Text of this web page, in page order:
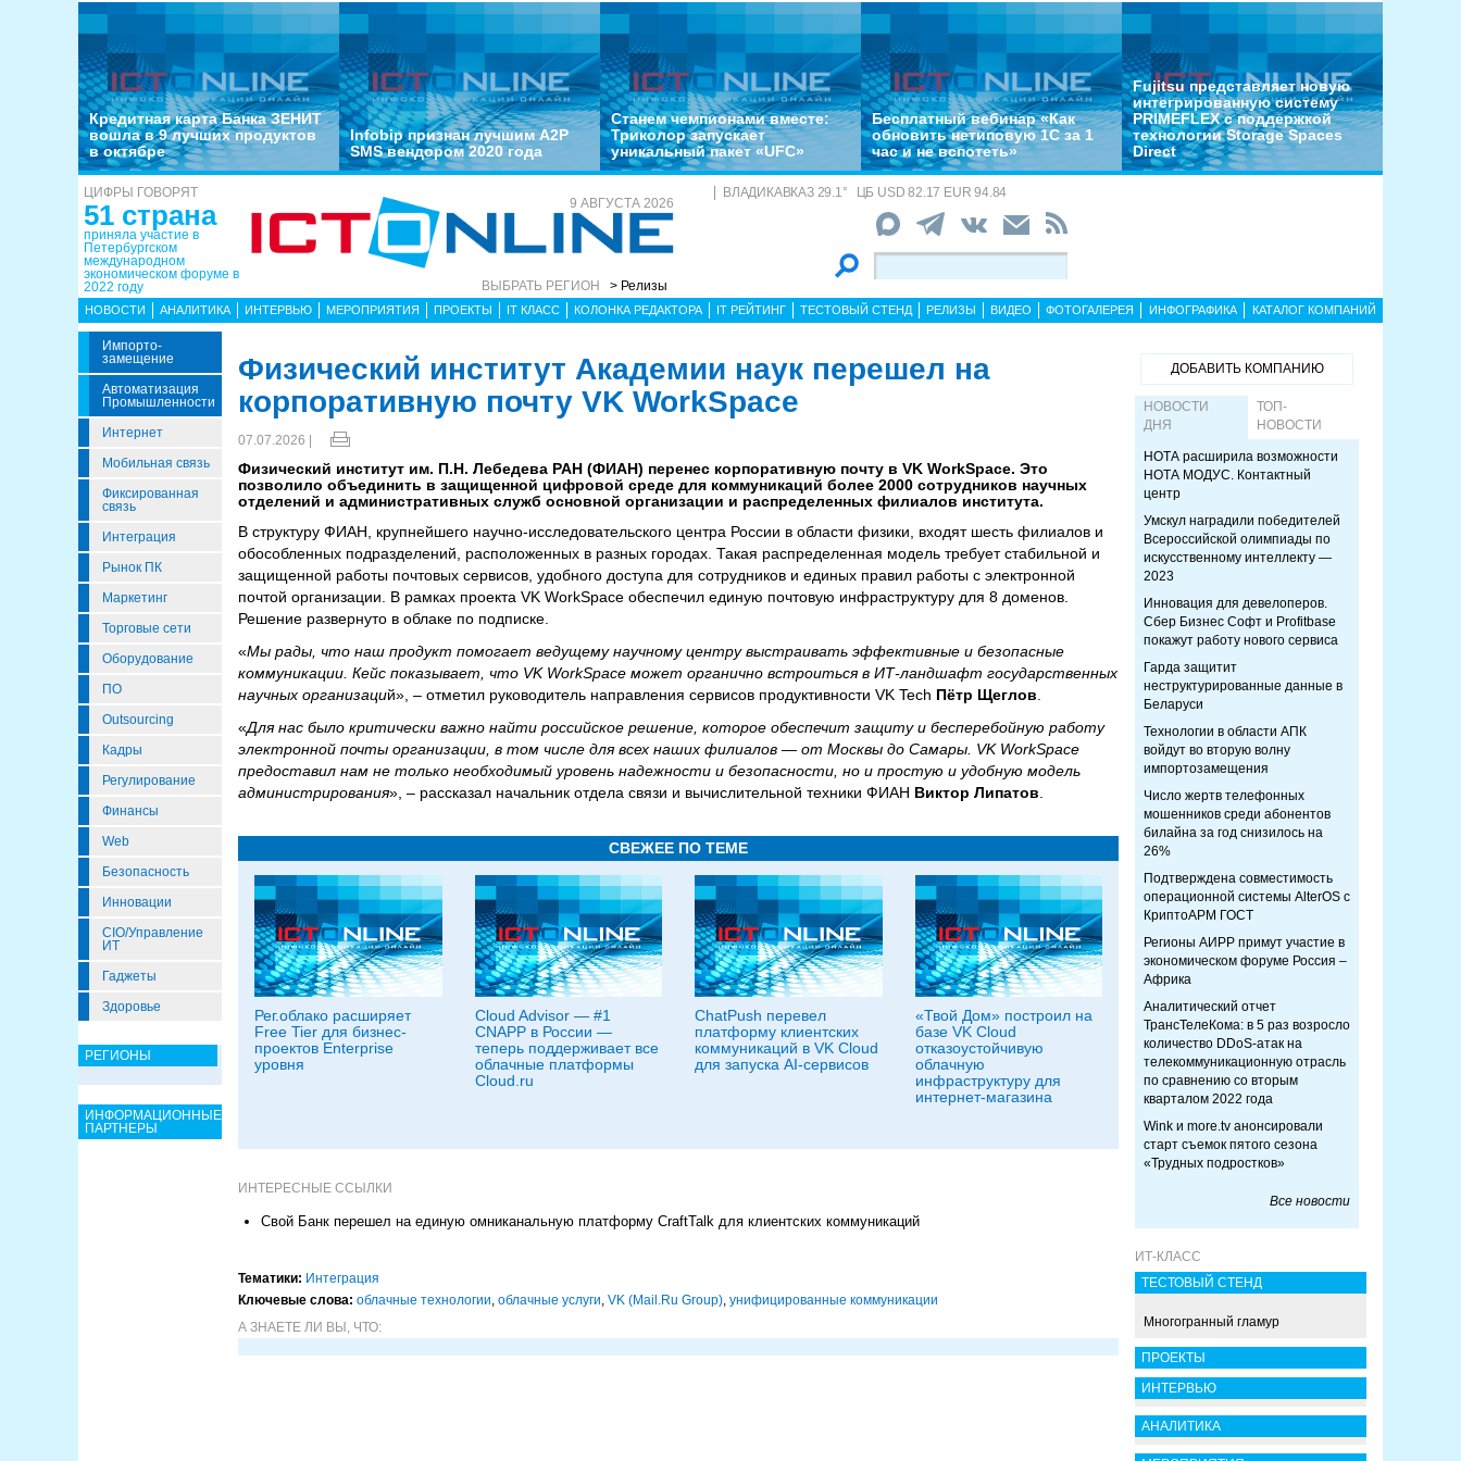
Кредитная карта Банка ЗЕНИТ
вошла в 9 лучших продуктов
в октябре
Infobip признан лучшим A2P
SMS вендором 2020 года
Станем чемпионами вместе:
Триколор запускает
уникальный пакет «UFC»
Бесплатный вебинар «Как
обновить нетиповую 1С за 1
час и не вспотеть»
Fujitsu представляет новую
интегрированную систему
PRIMEFLEX с поддержкой
технологии Storage Spaces
Direct
ЦИФРЫ ГОВОРЯТ
51 страна
приняла участие в
Петербургском
международном
экономическом форуме в
2022 году
9 АВГУСТА 2026
ВЫБРАТЬ РЕГИОН > Релизы
ВЛАДИКАВКАЗ 29.1° ЦБ USD 82.17 EUR 94.84
НОВОСТИ АНАЛИТИКА ИНТЕРВЬЮ МЕРОПРИЯТИЯ ПРОЕКТЫ IT КЛАСС КОЛОНКА РЕДАКТОРА IT РЕЙТИНГ ТЕСТОВЫЙ СТЕНД РЕЛИЗЫ ВИДЕО ФОТОГАЛЕРЕЯ ИНФОГРАФИКА КАТАЛОГ КОМПАНИЙ
Импорто­
Замещение
Автоматизация
Промышленности
Интернет
Мобильная связь
Фиксированная
связь
Интеграция
Рынок ПК
Маркетинг
Торговые сети
Оборудование
ПО
Outsourcing
Кадры
Регулирование
Финансы
Web
Безопасность
Инновации
CIO/Управление
ИТ
Гаджеты
Здоровье
РЕГИОНЫ
ИНФОРМАЦИОННЫЕ
ПАРТНЕРЫ
Физический институт Академии наук перешел на
корпоративную почту VK WorkSpace
07.07.2026 |
Физический институт им. П.Н. Лебедева РАН (ФИАН) перенес корпоративную почту в VK WorkSpace. Это
позволило объединить в защищенной цифровой среде для коммуникаций более 2000 сотрудников научных
отделений и административных служб основной организации и распределенных филиалов института.
В структуру ФИАН, крупнейшего научно-исследовательского центра России в области физики, входят шесть филиалов и
обособленных подразделений, расположенных в разных городах. Такая распределенная модель требует стабильной и
защищенной работы почтовых сервисов, удобного доступа для сотрудников и единых правил работы с электронной
почтой организации. В рамках проекта VK WorkSpace обеспечил единую почтовую инфраструктуру для 8 доменов.
Решение развернуто в облаке по подписке.
«Мы рады, что наш продукт помогает ведущему научному центру выстраивать эффективные и безопасные
коммуникации. Кейс показывает, что VK WorkSpace может органично встроиться в ИТ-ландшафт государственных
научных организаций», – отметил руководитель направления сервисов продуктивности VK Tech Пётр Щеглов
«Для нас было критически важно найти российское решение, которое обеспечит защиту и бесперебойную работу
электронной почты организации, в том числе для всех наших филиалов — от Москвы до Самары. VK WorkSpace
предоставил нам не только необходимый уровень надежности и безопасности, но и простую и удобную модель
администрирования», – рассказал начальник отдела связи и вычислительной техники ФИАН Виктор Липатов
СВЕЖЕЕ ПО ТЕМЕ
Рег.облако расширяет
Free Tier для бизнес-
проектов Enterprise
уровня
Cloud Advisor — #1
CNAPP в России —
теперь поддерживает все
облачные платформы
Cloud.ru
ChatPush перевел
платформу клиентских
коммуникаций в VK Cloud
для запуска AI-сервисов
«Твой Дом» построил на
базе VK Cloud
отказоустойчивую
облачную
инфраструктуру для
интернет-магазина
ИНТЕРЕСНЫЕ ССЫЛКИ
Свой Банк перешел на единую омниканальную платформу CraftTalk для клиентских коммуникаций
Тематики: Интеграция
Ключевые слова: облачные технологии, облачные услуги, VK (Mail.Ru Group), унифицированные коммуникации
А ЗНАЕТЕ ЛИ ВЫ, ЧТО:
ДОБАВИТЬ КОМПАНИЮ
НОВОСТИ
ДНЯ
ТОП-
НОВОСТИ
НОТА расширила возможности
НОТА МОДУС. Контактный
центр
Умскул наградили победителей
Всероссийской олимпиады по
искусственному интеллекту —
2023
Инновация для девелоперов.
Сбер Бизнес Софт и Profitbase
покажут работу нового сервиса
Гарда защитит
неструктурированные данные в
Беларуси
Технологии в области АПК
войдут во вторую волну
импортозамещения
Число жертв телефонных
мошенников среди абонентов
билайна за год снизилось на
26%
Подтверждена совместимость
операционной системы AlterOS с
КриптоАРМ ГОСТ
Регионы АИРР примут участие в
экономическом форуме Россия –
Африка
Аналитический отчет
ТрансТелеКома: в 5 раз возросло
количество DDoS-атак на
телекоммуникационную отрасль
по сравнению со вторым
кварталом 2022 года
Wink и more.tv анонсировали
старт съемок пятого сезона
«Трудных подростков»
Все новости
ИТ-КЛАСС
ТЕСТОВЫЙ СТЕНД
Многогранный гламур
ПРОЕКТЫ
ИНТЕРВЬЮ
АНАЛИТИКА